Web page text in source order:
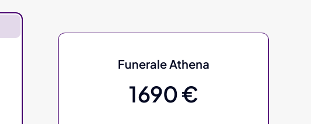
Funerale Athena
1690 €